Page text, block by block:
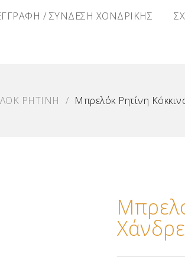
/ ΣΥΝΔΕΣΗ ΧΟΝΔΡΙΚΗΣ
ΡΗΤΙΝΗ / Μπρελόκ Ρητίνη